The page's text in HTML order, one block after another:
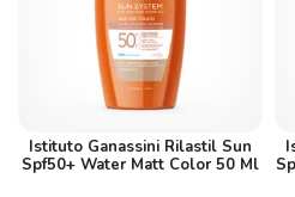
Istituto Ganassini Rilastil Sun
Spf50+ Water Matt Color 50 Ml